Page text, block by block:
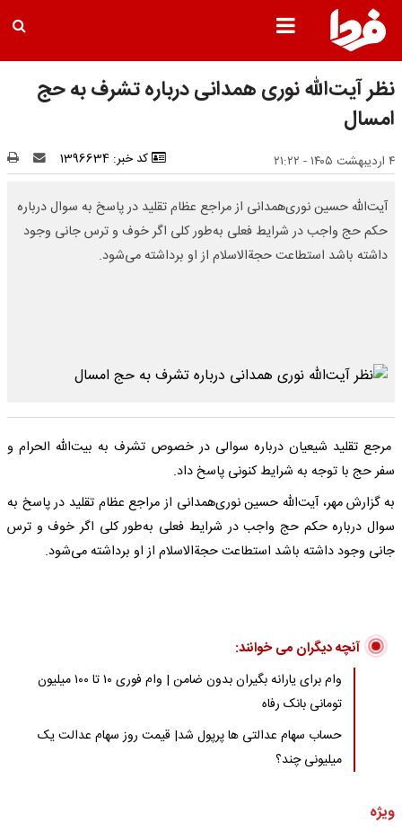
نظر آیت‌الله نوری همدانی درباره تشرف به حج
امسال
۴ اردیبهشت ۱۴۰۵ - ۲۱:۲۲ کد خبر: 1396634
آیت‌الله حسین نوری‌همدانی از مراجع عظام تقلید در پاسخ به سوال درباره
حکم حج واجب در شرایط فعلی به‌طور کلی اگر خوف و ترس جانی وجود
داشته باشد استطاعت حجةالاسلام از او برداشته می‌شود.
مرجع تقلید شیعیان درباره‌ سوالی در خصوص تشرف به بیت‌الله الحرام و
سفر حج با توجه به شرایط کنونی پاسخ داد.
به گزارش مهر، ‌آیت‌الله حسین نوری‌همدانی از مراجع عظام تقلید در پاسخ به
سوال درباره حکم حج واجب در شرایط فعلی به‌طور کلی اگر خوف و ترس
جانی وجود داشته باشد استطاعت حجةالاسلام از او برداشته می‌شود.
آنچه دیگران می خوانند:
وام برای یارانه بگیران بدون ضامن | وام فوری ۱۰ تا ۱۰۰ میلیون
تومانی بانک رفاه
حساب سهام عدالتی ها پرپول شد| قیمت روز سهام عدالت یک
میلیونی چند؟
ویژه